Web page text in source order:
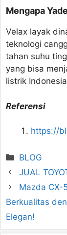
Mengapa
Velax layak
teknologi
tahan suhu
yang bisa
listrik
Referensi
https://
Kategori
BLOG
JUAL
Mazda CX-
Berkualitas
Elegan!